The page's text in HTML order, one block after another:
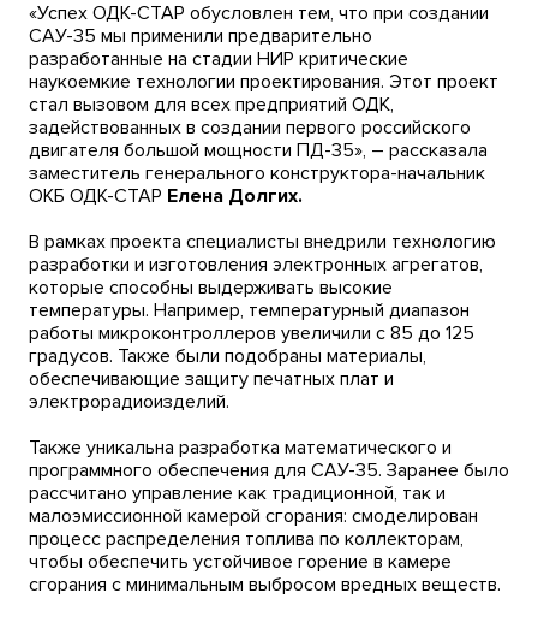
«Успех ОДК-СТАР обусловлен тем, что при создании
САУ-35 мы применили предварительно
разработанные на стадии НИР критические
наукоемкие технологии проектирования. Этот проект
стал вызовом для всех предприятий ОДК,
задействованных в создании первого российского
двигателя большой мощности ПД-35», – рассказала
заместитель генерального конструктора-начальник
ОКБ ОДК-СТАР Елена Долгих.
В рамках проекта специалисты внедрили технологию
разработки и изготовления электронных агрегатов,
которые способны выдерживать высокие
температуры. Например, температурный диапазон
работы микроконтроллеров увеличили с 85 до 125
градусов. Также были подобраны материалы,
обеспечивающие защиту печатных плат и
электрорадиоизделий.
Также уникальна разработка математического и
программного обеспечения для САУ-35. Заранее было
рассчитано управление как традиционной, так и
малоэмиссионной камерой сгорания: смоделирован
процесс распределения топлива по коллекторам,
чтобы обеспечить устойчивое горение в камере
сгорания с минимальным выбросом вредных веществ.